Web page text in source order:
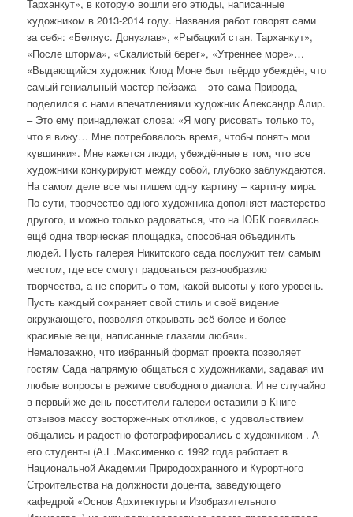
Тарханкут», в которую вошли его этюды, написанные
художником в 2013-2014 году. Названия работ говорят сами
за себя: «Беляус. Донузлав», «Рыбацкий стан. Тарханкут»,
«После шторма», «Скалистый берег», «Утреннее море»…
«Выдающийся художник Клод Моне был твёрдо убеждён, что
самый гениальный мастер пейзажа – это сама Природа, —
поделился с нами впечатлениями художник Александр Алир.
– Это ему принадлежат слова: «Я могу рисовать только то,
что я вижу… Мне потребовалось время, чтобы понять мои
кувшинки». Мне кажется люди, убеждённые в том, что все
художники конкурируют между собой, глубоко заблуждаются.
На самом деле все мы пишем одну картину – картину мира.
По сути, творчество одного художника дополняет мастерство
другого, и можно только радоваться, что на ЮБК появилась
ещё одна творческая площадка, способная объединить
людей. Пусть галерея Никитского сада послужит тем самым
местом, где все смогут радоваться разнообразию
творчества, а не спорить о том, какой высоты у кого уровень.
Пусть каждый сохраняет свой стиль и своё видение
окружающего, позволяя открывать всё более и более
красивые вещи, написанные глазами любви».
Немаловажно, что избранный формат проекта позволяет
гостям Сада напрямую общаться с художниками, задавая им
любые вопросы в режиме свободного диалога. И не случайно
в первый же день посетители галереи оставили в Книге
отзывов массу восторженных откликов, с удовольствием
общались и радостно фотографировались с художником . А
его студенты (А.Е.Максименко с 1992 года работает в
Национальной Академии Природоохранного и Курортного
Строительства на должности доцента, заведующего
кафедрой «Основ Архитектуры и Изобразительного